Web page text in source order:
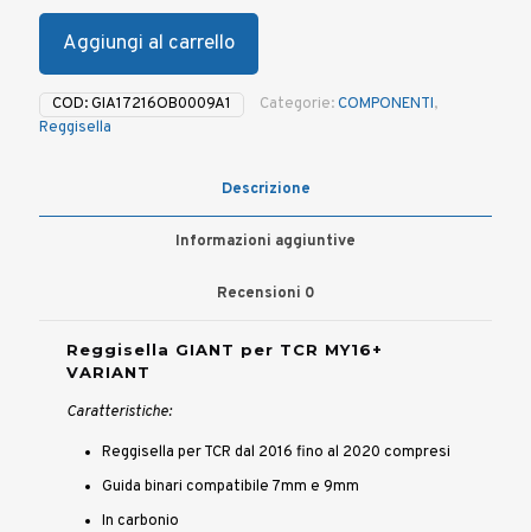
Aggiungi al carrello
COD:GIA17216OB0009A1 Categorie:COMPONENTI,
Reggisella
Descrizione
Informazioni aggiuntive
Recensioni 0
Reggisella GIANT per TCR MY16+
VARIANT
Caratteristiche:
Reggisella per TCR dal 2016 fino al 2020 compresi
Guida binari compatibile 7mm e 9mm
In carbonio